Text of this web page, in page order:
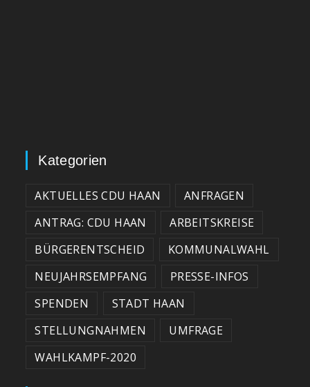
Kategorien
AKTUELLES CDU HAAN
ANFRAGEN
ANTRAG: CDU HAAN
ARBEITSKREISE
BÜRGERENTSCHEID
KOMMUNALWAHL
NEUJAHRSEMPFANG
PRESSE-INFOS
SPENDEN
STADT HAAN
STELLUNGNAHMEN
UMFRAGE
WAHLKAMPF-2020